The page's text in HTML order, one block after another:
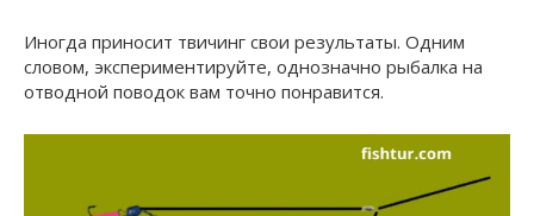
Иногда приносит твичинг свои результаты. Одним
словом, экспериментируйте, однозначно рыбалка на
отводной поводок вам точно понравится.